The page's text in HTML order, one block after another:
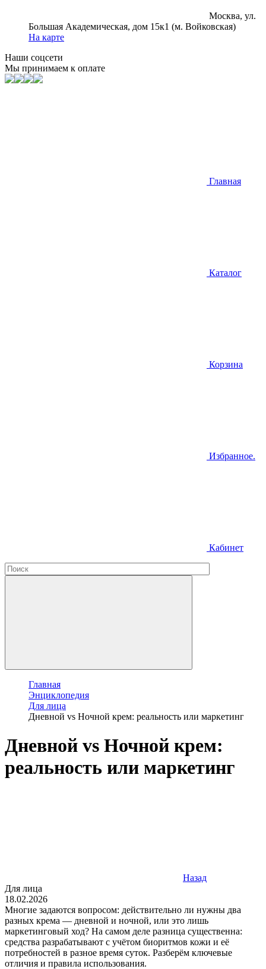
Москва, ул.
Большая Академическая, дом 15к1 (м. Войковская)
На карте
Наши соцсети
Мы принимаем к оплате
Главная
Каталог
Корзина
Избранное.
Кабинет
Главная
Энциклопедия
Для лица
Дневной vs Ночной крем: реальность или маркетинг
Дневной vs Ночной крем:
реальность или маркетинг
Назад
Для лица
18.02.2026
Многие задаются вопросом: действительно ли нужны два
разных крема — дневной и ночной, или это лишь
маркетинговый ход? На самом деле разница существенна:
средства разрабатывают с учётом биоритмов кожи и её
потребностей в разное время суток. Разберём ключевые
отличия и правила использования.